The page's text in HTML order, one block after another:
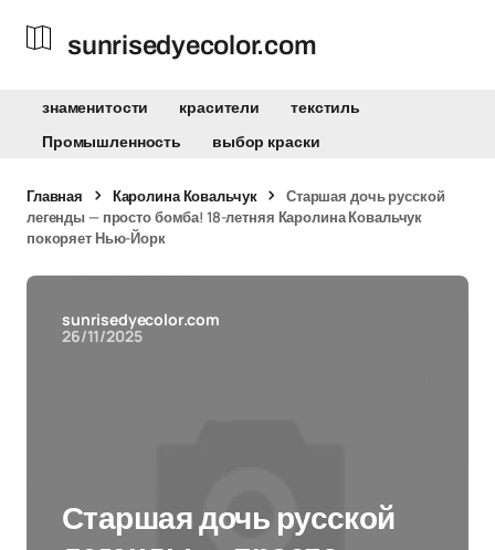
sunrisedyecolor.com
знаменитости красители
текстиль
Промышленность
выбор краски
Главная Каролина Ковальчук
Старшая дочь русской
легенды — просто бомба! 18-летняя Каролина Ковальчук
покоряет Нью-Йорк
sunrisedyecolor.com
26/11/2025
Старшая дочь русской